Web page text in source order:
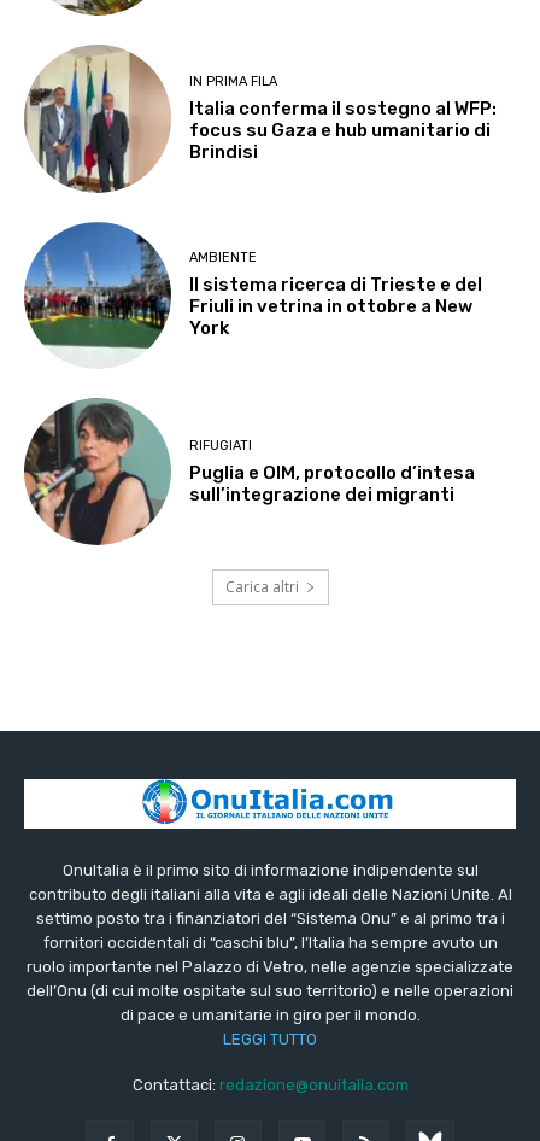
IN PRIMA FILA
Italia conferma il sostegno al WFP:
focus su Gaza e hub umanitario di
Brindisi
AMBIENTE
Il sistema ricerca di Trieste e del
Friuli in vetrina in ottobre a New
York
RIFUGIATI
Puglia e OIM, protocollo d’intesa
sull’integrazione dei migranti
Carica altri
OnuItalia è il primo sito di informazione indipendente sul
contributo degli italiani alla vita e agli ideali delle Nazioni Unite. Al
settimo posto tra i finanziatori del “Sistema Onu” e al primo tra i
fornitori occidentali di “caschi blu”, l’Italia ha sempre avuto un
ruolo importante nel Palazzo di Vetro, nelle agenzie specializzate
dell’Onu (di cui molte ospitate sul suo territorio) e nelle operazioni
di pace e umanitarie in giro per il mondo.
LEGGI TUTTO
Contattaci: redazione@onuitalia.com